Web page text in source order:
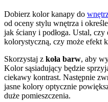
Dobierz kolor kanapy do
od oceny stylu wnętrza i
jak ściany i podłoga. Ustal,
kolorystyczną, czy może efekt
Skorzystaj z koła barw, aby
Kolor sąsiadujący będzie
ciekawy kontrast. Następnie
jasne kolory optycznie
duże pomieszczenia.